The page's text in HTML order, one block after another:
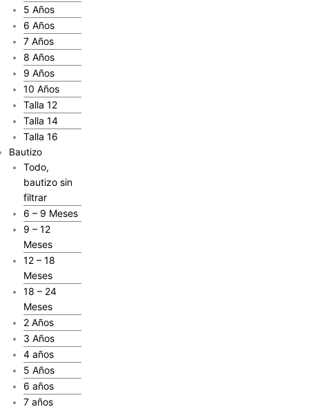
5 Años
6 Años
7 Años
8 Años
9 Años
10 Años
Talla 12
Talla 14
Talla 16
Bautizo
Todo,
bautizo sin
filtrar
6 – 9 Meses
9 – 12
Meses
12 – 18
Meses
18 – 24
Meses
2 Años
3 Años
4 años
5 Años
6 años
7 años